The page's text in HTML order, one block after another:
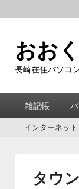
おお
長崎在住パソコ
雑記帳
インターネット
タウ